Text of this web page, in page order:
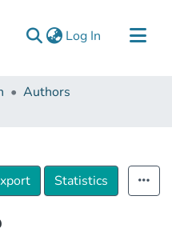
Log In (current)
Authors
Statistics